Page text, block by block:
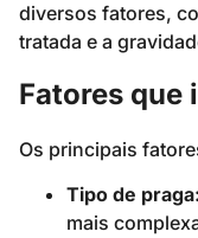
diversos fatores,
tratada e a
Fatores que
Os principais
Tipo de praga:
mais